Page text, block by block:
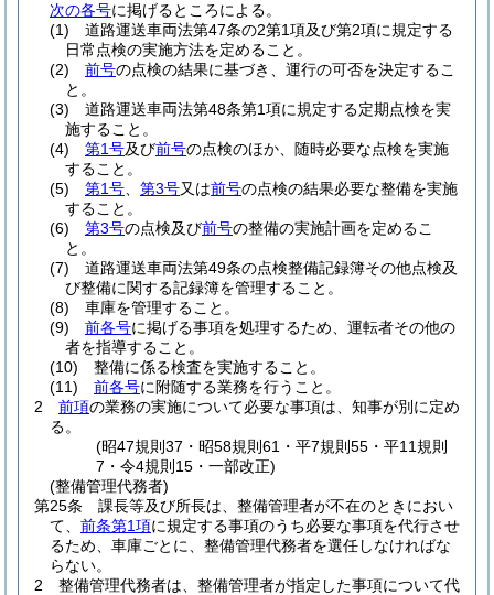
次の各号に掲げるところによる。
(1)
道路運送車両法第47条の2第1項及び第2項に規定する
日常点検の実施方法を定めること。
(2)
前号の点検の結果に基づき、運行の可否を決定するこ
と。
(3)
道路運送車両法第48条第1項に規定する定期点検を実
施すること。
(4)
第1号及び前号の点検のほか、随時必要な点検を実施
すること。
(5)
第1号 第3号又は前号の点検の結果必要な整備を実施
すること。
(6)
第3号の点検及び前号の整備の実施計画を定めるこ
と。
(7)
道路運送車両法第49条の点検整備記録簿その他点検及
び整備に関する記録簿を管理すること。
(8)
車庫を管理すること。
(9)
前各号に掲げる事項を処理するため、運転者その他の
者を指導すること。
(10)
整備に係る検査を実施すること。
(11)
前各号に附随する業務を行うこと。
2
前項の業務の実施について必要な事項は、知事が別に定め
る。
(昭47規則37・昭58規則61・平7規則55・平11規則
7・令4規則15・一部改正)
(整備管理代務者)
第25条
課長等及び所長は、整備管理者が不在のときにおい
て、 前条第1項に規定する事項のうち必要な事項を代行させ
るため、車庫ごとに、整備管理代務者を選任しなければな
らない。
2
整備管理代務者は、整備管理者が指定した事項について代